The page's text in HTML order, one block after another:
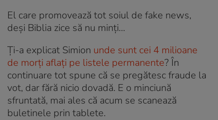
El care promovează tot soiul de fake news,
deși Biblia zice să nu minți…
Ți-a explicat Simion unde sunt cei 4 milioane
de morți aflați pe listele permanente? În
continuare tot spune că se pregătesc fraude la
vot, dar fără nicio dovadă. E o minciună
sfruntată, mai ales că acum se scanează
buletinele prin tablete.